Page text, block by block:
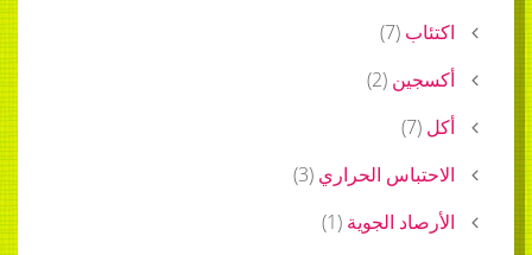
اكتئاب (
7
)
أكسجين (
2
)
أكل (
7
)
الاحتباس الحراري (
3
)
الأرصاد الجوية (
1
)